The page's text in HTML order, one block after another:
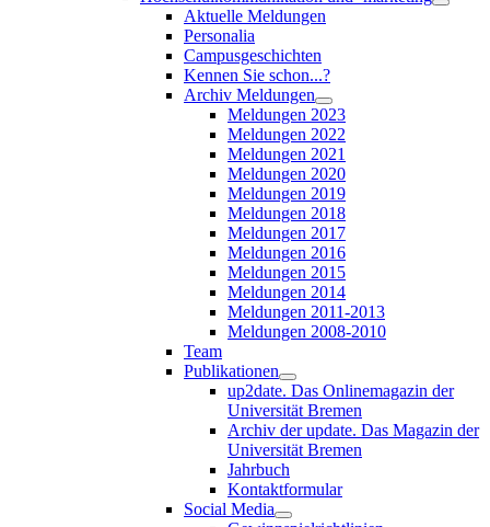
Aktuelle Meldungen
Personalia
Campusgeschichten
Kennen Sie schon...?
Archiv Meldungen
Meldungen 2023
Meldungen 2022
Meldungen 2021
Meldungen 2020
Meldungen 2019
Meldungen 2018
Meldungen 2017
Meldungen 2016
Meldungen 2015
Meldungen 2014
Meldungen 2011-2013
Meldungen 2008-2010
Team
Publikationen
up2date. Das Onlinemagazin der
Universität Bremen
Archiv der update. Das Magazin der
Universität Bremen
Jahrbuch
Kontaktformular
Social Media